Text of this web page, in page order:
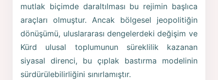
mutlak biçimde daraltılması bu rejimin başlıca
araçları olmuştur. Ancak bölgesel jeopolitiğin
dönüşümü, uluslararası dengelerdeki değişim ve
Kürd ulusal toplumunun süreklilik kazanan
siyasal direnci, bu çıplak bastırma modelinin
sürdürülebilirliğini sınırlamıştır.